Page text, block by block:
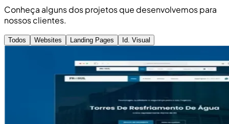
Conheça alguns dos projetos que desenvolvemos para
nossos clientes.
Todos Websites Landing Pages Id. Visual